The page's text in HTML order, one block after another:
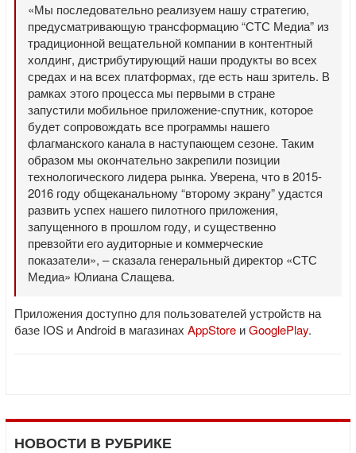
«Мы последовательно реализуем нашу стратегию,
предусматривающую трансформацию “СТС Медиа” из
традиционной вещательной компании в контентный
холдинг, дистрибутирующий наши продукты во всех
средах и на всех платформах, где есть наш зритель. В
рамках этого процесса мы первыми в стране
запустили мобильное приложение-спутник, которое
будет сопровождать все программы нашего
флагманского канала в наступающем сезоне. Таким
образом мы окончательно закрепили позиции
технологического лидера рынка. Уверена, что в 2015-
2016 году общеканальному “второму экрану” удастся
развить успех нашего пилотного приложения,
запущенного в прошлом году, и существенно
превзойти его аудиторные и коммерческие
показатели», – сказала генеральный директор «СТС
Медиа» Юлиана Слащева.
Приложения доступно для пользователей устройств на
базе IOS и Android в магазинах AppStore иGooglePlay.
НОВОСТИ В РУБРИКЕ